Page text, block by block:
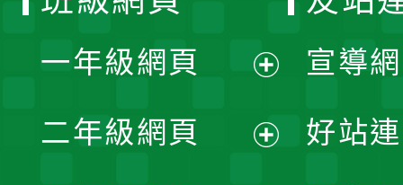
一年級網頁
開
二年級網頁
宣導
好站